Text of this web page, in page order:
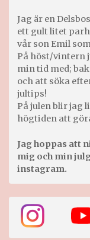
Jag är en
ett gult litet
vår son Emil
På höst/vintern
min tid med;
och att söka
jultips!
På julen blir jag
högtiden att
Jag hoppas att
mig och min
instagram.